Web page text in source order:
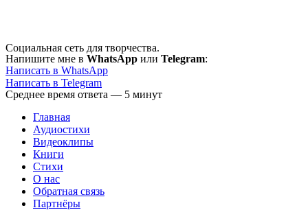
Социальная сеть для творчества.
Напишите мне в WhatsApp или Telegram:
Написать в WhatsApp
Написать в Telegram
Среднее время ответа — 5 минут
Главная
Аудиостихи
Видеоклипы
Книги
Стихи
О нас
Обратная связь
Партнёры